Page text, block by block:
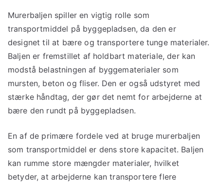
Murerbaljen spiller en vigtig rolle som
transportmiddel på byggepladsen, da den er
designet til at bære og transportere tunge materialer.
Baljen er fremstillet af holdbart materiale, der kan
modstå belastningen af byggematerialer som
mursten, beton og fliser. Den er også udstyret med
stærke håndtag, der gør det nemt for arbejderne at
bære den rundt på byggepladsen.
En af de primære fordele ved at bruge murerbaljen
som transportmiddel er dens store kapacitet. Baljen
kan rumme store mængder materialer, hvilket
betyder, at arbejderne kan transportere flere